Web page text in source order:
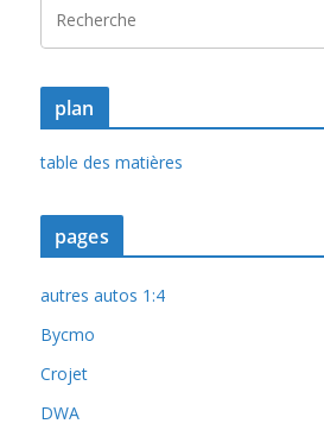
plan
table des matières
pages
autres autos 1:4
Bycmo
Crojet
DWA